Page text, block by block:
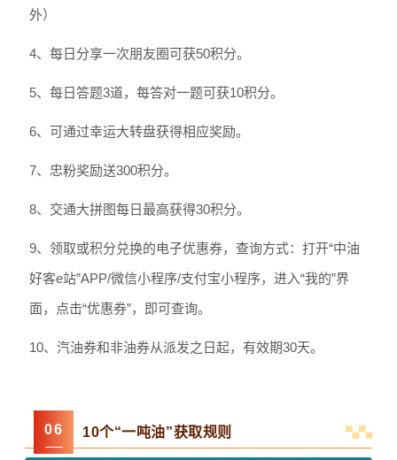
外）
4、每日分享一次朋友圈可获50积分。
5、每日答题3道，每答对一题可获10积分。
6、可通过幸运大转盘获得相应奖励。
7、忠粉奖励送300积分。
8、交通大拼图每日最高获得30积分。
9、领取或积分兑换的电子优惠券，查询方式：打开“中油
好客e站”APP/微信小程序/支付宝小程序，进入“我的”界
面，点击“优惠券”，即可查询。
10、汽油券和非油券从派发之日起，有效期30天。
06 10个“一吨油”获取规则